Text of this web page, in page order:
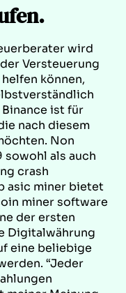
wird
Versteuerung
können,
ist für
nach diesem
Non
als auch
crash
asic miner bietet
miner software
der ersten
Digitalwährung
eine beliebige
“Jeder